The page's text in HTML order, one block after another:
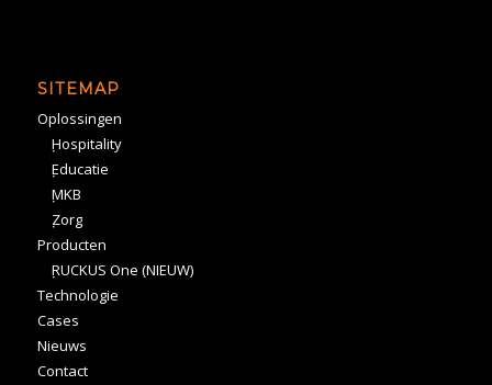
SITEMAP
Oplossingen
Hospitality
Educatie
MKB
Zorg
Producten
RUCKUS One (NIEUW)
Technologie
Cases
Nieuws
Contact